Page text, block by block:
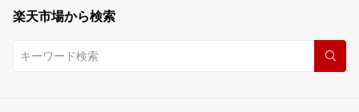
楽天市場から検索